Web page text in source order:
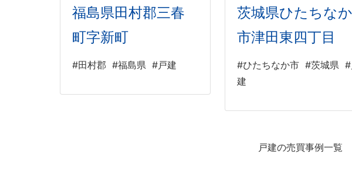
福島県田村郡三春
町字新町
#田村郡 #福島県 #戸建
茨城県ひたちなか
市津田東四丁目
#ひたちなか市 #茨城県
建
戸建の売買事例一覧